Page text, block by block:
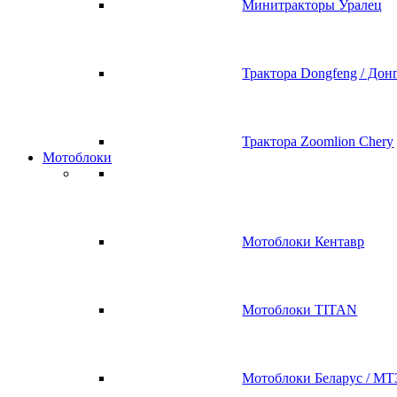
Минитракторы Уралец
Трактора Dongfeng /
Трактора Zoomlion Chery
Мотоблоки
Мотоблоки Кентавр
Мотоблоки TITAN
Мотоблоки Беларус /